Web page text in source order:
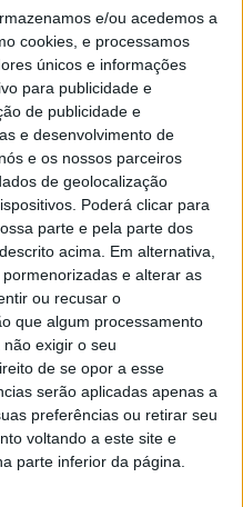
e/ou acedemos a
cookies, e processamos
únicos e informações
para publicidade e
de publicidade e
e desenvolvimento de
e os nossos parceiros
de geolocalização
Poderá clicar para
parte e pela parte dos
acima. Em alternativa,
e alterar as
ou recusar o
que algum processamento
exigir o seu
de se opor a esse
serão aplicadas apenas a
preferências ou retirar seu
voltando a este site e
parte inferior da página.
para 2022